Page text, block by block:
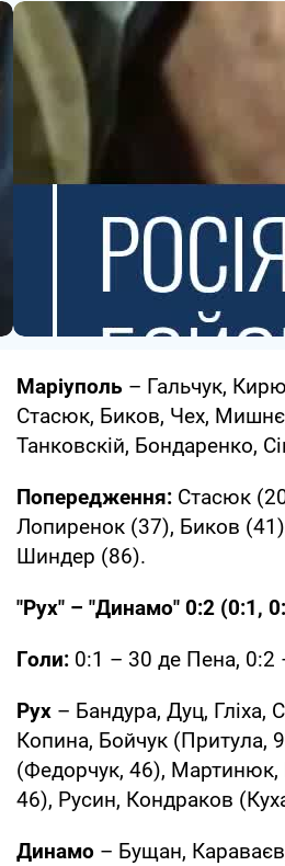
Маріуполь – Гальчук,
Стасюк, Биков, Чех,
Танковскій, Бондаренко,
Попередження: Стасюк
Лопиренок (37), Биков
Шиндер (86).
"Рух" – "Динамо" 0:2 (0:1,
Голи: 0:1 – 30 де Пена, 0:2
Рух – Бандура, Дуц, Гліха,
Копина, Бойчук (Притула,
(Федорчук, 46),
46), Русин, Кондраков
Динамо – Бущан,